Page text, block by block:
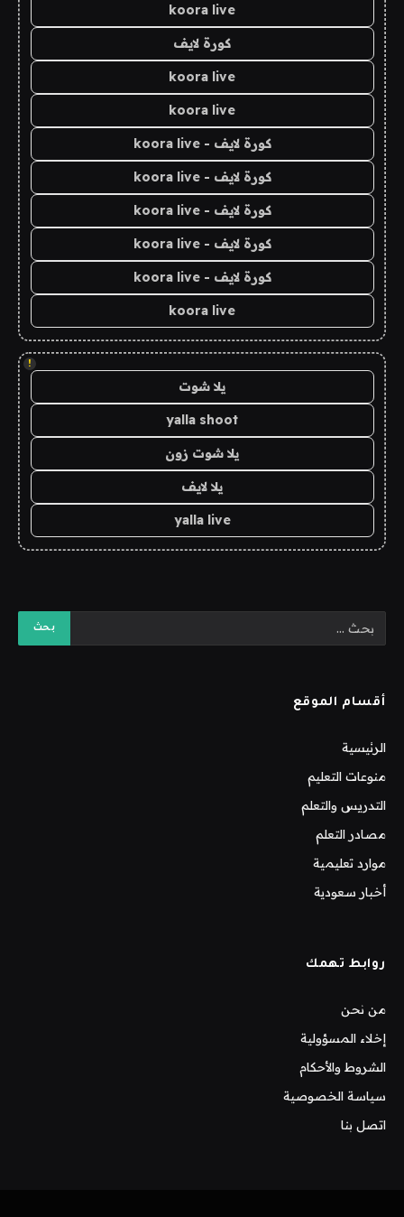
koora live
كورة لايف
koora live
koora live
كورة لايف - koora live
كورة لايف - koora live
كورة لايف - koora live
كورة لايف - koora live
كورة لايف - koora live
koora live
!
يلا شوت
yalla shoot
يلا شوت زون
يلا لايف
yalla live
أقسام الموقع
الرئيسية
منوعات التعليم
التدريس والتعلم
مصادر التعلم
موارد تعليمية
أخبار سعودية
روابط تهمك
من نحن
إخلاء المسؤولية
الشروط والأحكام
سياسة الخصوصية
اتصل بنا